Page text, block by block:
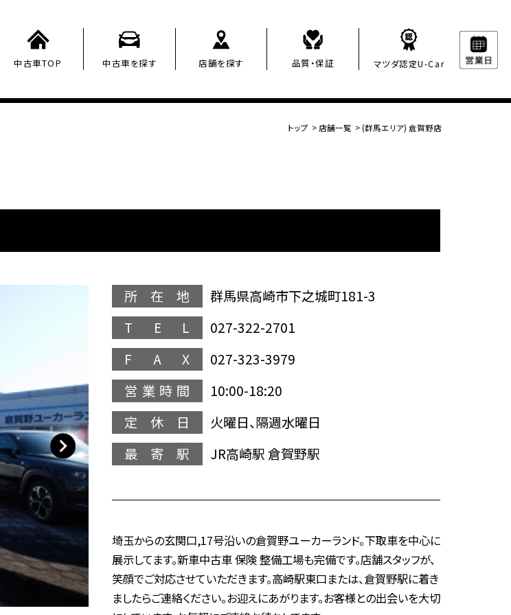
中古車TOP 中古車を探す 店舗を探す 品質・保証 マツダ認定U-Car
トップ > 店舗一覧 >(群馬エリア) 倉賀野店
所在地
群馬県高崎市下之城町181-3
T E L
027-322-2701
F A X
027-323-3979
営業時間
10:00-18:20
定休日
火曜日、隔週水曜日
最寄駅
JR高崎駅 倉賀野駅
埼玉からの玄関口,17号沿いの倉賀野ユーカーランド。下取車を中心に
展示してます。新車中古車 保険 整備工場も完備です。店舗スタッフが、
笑顔でご対応させていただきます。高崎駅東口または、倉賀野駅に着き
ましたらご連絡ください。お迎えにあがります。お客様との出会いを大切